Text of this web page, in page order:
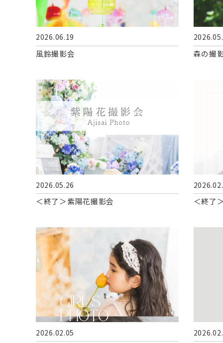
2026.06.19
風鈴撮影会 森の撮
2026.05.26
＜終了＞紫陽花撮影会 ＜終了
2026.02.05